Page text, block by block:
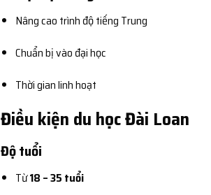
Nâng cao trình độ tiếng Trung
Chuẩn bị vào đại học
Thời gian linh hoạt
Điều kiện du học Đài Loan
Độ tuổi
Từ18 – 35 tuổi